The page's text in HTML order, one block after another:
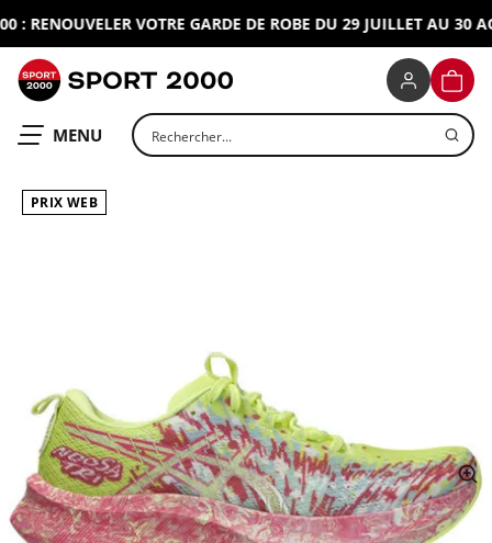
: RENOUVELER VOTRE GARDE DE ROBE DU 29 JUILLET AU 30
OUVRIR LE
MENU Rechercher un produit
PRIX WEB